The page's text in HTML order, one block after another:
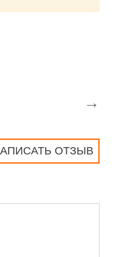
→
ОТЗЫВ